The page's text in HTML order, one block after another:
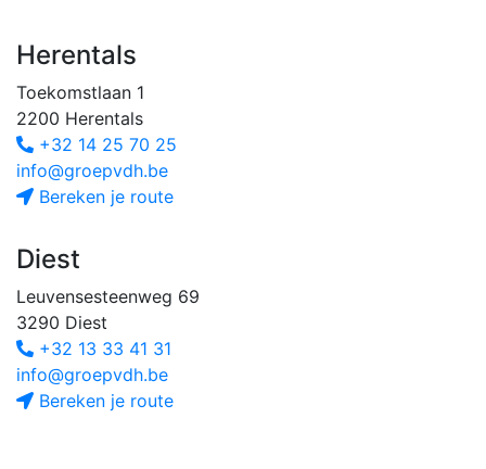
Herentals
Toekomstlaan 1
2200 Herentals
+32 14 25 70 25
info@groepvdh.be
Bereken je route
Diest
Leuvensesteenweg 69
3290 Diest
+32 13 33 41 31
info@groepvdh.be
Bereken je route